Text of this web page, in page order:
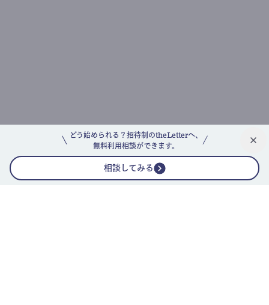
どう始められる？招待制のtheLetterへ、
無料利用相談ができます。
相談してみる